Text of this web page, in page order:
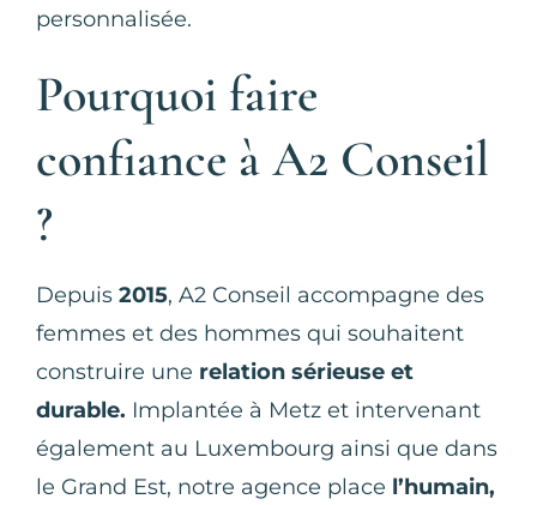
personnalisée.
Pourquoi faire
confiance à A2 Conseil
?
Depuis 2015, A2 Conseil accompagne des
femmes et des hommes qui souhaitent
construire une relation sérieuse et
durable. Implantée à Metz et intervenant
également au Luxembourg ainsi que dans
le Grand Est, notre agence place l’humain,